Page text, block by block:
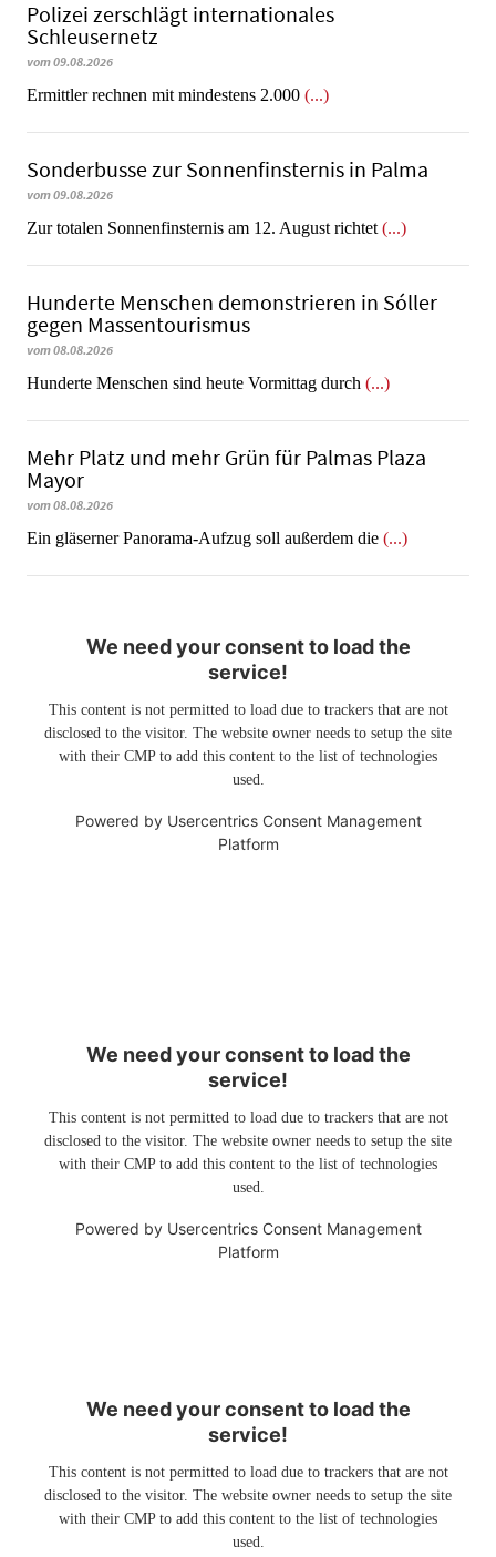
Polizei zerschlägt internationales
Schleusernetz
vom 09.08.2026
Ermittler rechnen mit mindestens 2.000 (...)
Sonderbusse zur Sonnenfinsternis in Palma
vom 09.08.2026
Zur totalen Sonnenfinsternis am 12. August richtet (...)
Hunderte Menschen demonstrieren in Sóller
gegen Massentourismus
vom 08.08.2026
Hunderte Menschen sind heute Vormittag durch (...)
Mehr Platz und mehr Grün für Palmas Plaza
Mayor
vom 08.08.2026
Ein gläserner Panorama-Aufzug soll außerdem die (...)
We need your consent to load the
service!
This content is not permitted to load due to trackers that are not
disclosed to the visitor. The website owner needs to setup the site
with their CMP to add this content to the list of technologies
used.
Powered by Usercentrics Consent Management
Platform
We need your consent to load the
service!
This content is not permitted to load due to trackers that are not
disclosed to the visitor. The website owner needs to setup the site
with their CMP to add this content to the list of technologies
used.
Powered by Usercentrics Consent Management
Platform
We need your consent to load the
service!
This content is not permitted to load due to trackers that are not
disclosed to the visitor. The website owner needs to setup the site
with their CMP to add this content to the list of technologies
used.